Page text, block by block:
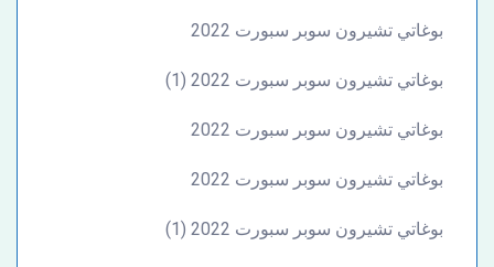
بوغاتي تشيرون سوبر سبورت 2022
بوغاتي تشيرون سوبر سبورت 2022 (1)
بوغاتي تشيرون سوبر سبورت 2022
بوغاتي تشيرون سوبر سبورت 2022
بوغاتي تشيرون سوبر سبورت 2022 (1)